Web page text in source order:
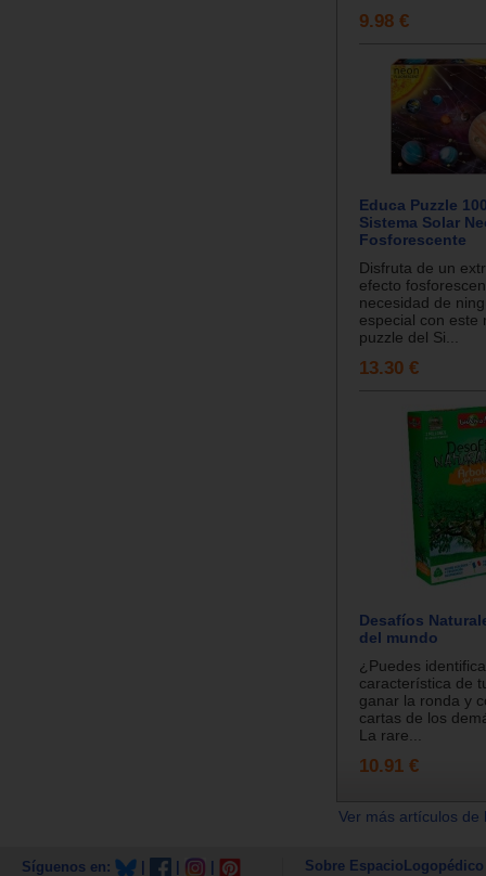
9.98 €
Educa Puzzle
Sistema Solar
Fosforescente
Disfruta de un
efecto
necesidad de
especial con este
puzzle del Si...
13.30 €
Desafíos
del mundo
¿Puedes
característica de
ganar la ronda y
cartas de los
La rare...
10.91 €
Ver más artículos
Síguenos en: Sobre EspacioLogopédico